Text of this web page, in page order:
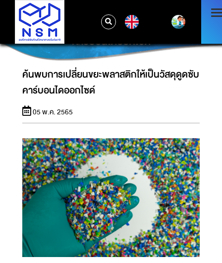
ค้นพบการเปลี่ยนขยะพลาสติกให้เป็นวัสดุดูดซับ
คาร์บอนไดออกไซด์
ค้นพบการเปลี่ยนขยะพลาสติกให้เป็นวัสดุดูดซับ
คาร์บอนไดออกไซด์
05 พ.ค. 2565